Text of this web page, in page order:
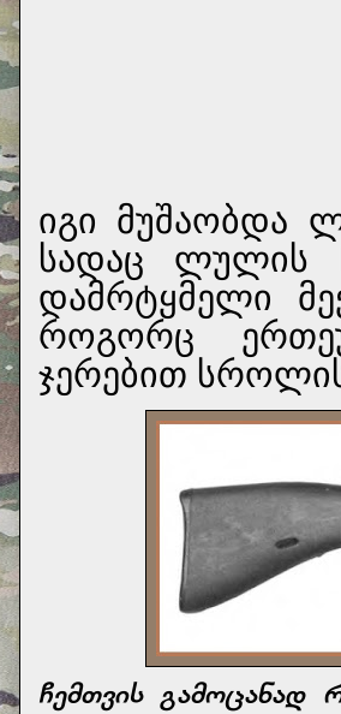
იგი მუშაობდა
სადაც ლულის
დამრტყმელი
როგორც
ჯერებით
ჩემთვის გამოცანად